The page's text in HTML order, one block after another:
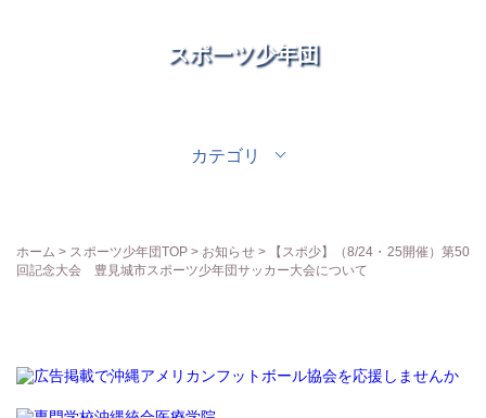
スポーツ少年団
カテゴリ
ホーム > スポーツ少年団TOP > お知らせ> 【スポ少】（8/24・25開催）第50
回記念大会 豊見城市スポーツ少年団サッカー大会について